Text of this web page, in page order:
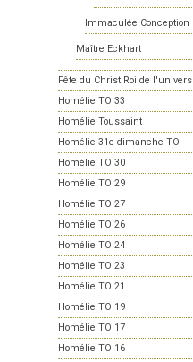
Immaculée Conception
Maître Eckhart
Fête du Christ Roi de l'univers
Homélie TO 33
Homélie Toussaint
Homélie 31e dimanche TO
Homélie TO 30
Homélie TO 29
Homélie TO 27
Homélie TO 26
Homélie TO 24
Homélie TO 23
Homélie TO 21
Homélie TO 19
Homélie TO 17
Homélie TO 16